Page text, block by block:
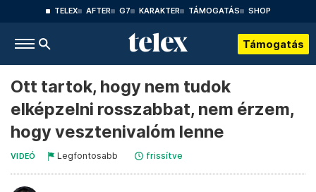
TELEX AFTER G7 KARAKTER TÁMOGATÁS SHOP
Támogatás
Ott tartok, hogy nem tudok
elképzelni rosszabbat, nem érzem,
hogy vesztenivalóm lenne
VIDEÓ Legfontosabb frissítve